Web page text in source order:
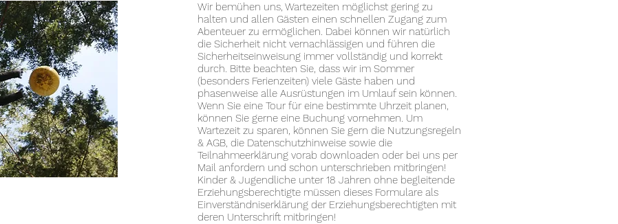
Wir bemühen uns, Wartezeiten möglichst gering zu
halten und allen Gästen einen schnellen Zugang zum
Abenteuer zu ermöglichen. Dabei können wir natürlich
die Sicherheit nicht vernachlässigen und führen die
Sicherheitseinweisung immer vollständig und korrekt
durch. Bitte beachten Sie, dass wir im Sommer
(besonders Ferienzeiten) viele Gäste haben und
phasenweise alle Ausrüstungen im Umlauf sein können.
Wenn Sie eine Tour für eine bestimmte Uhrzeit planen,
können Sie gerne eine Buchung vornehmen. Um
Wartezeit zu sparen, können Sie gern die Nutzungsregeln
& AGB, die Datenschutzhinweise sowie die
Teilnahmeerklärung vorab downloaden oder bei uns per
Mail anfordern und schon unterschrieben mitbringen!
Kinder & Jugendliche unter 18 Jahren ohne begleitende
Erziehungsberechtigte müssen dieses Formulare als
Einverständniserklärung der Erziehungsberechtigten mit
deren Unterschrift mitbringen!